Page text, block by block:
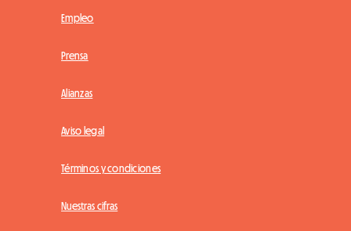
Empleo
Prensa
Alianzas
Aviso legal
Términos y condiciones
Nuestras cifras